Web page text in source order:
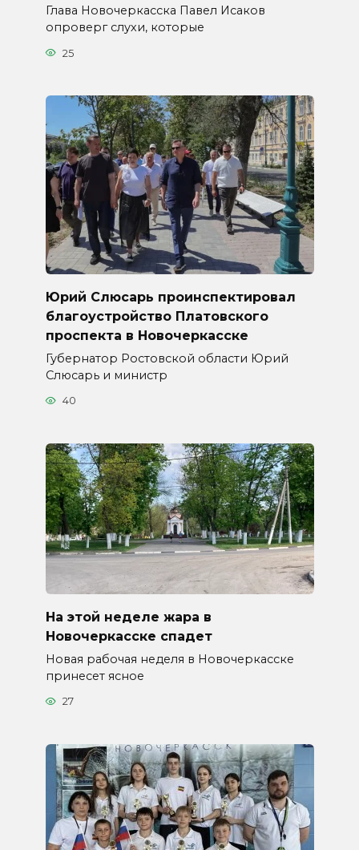
Глава Новочеркасска Павел Исаков
опроверг слухи, которые
25
Юрий Слюсарь проинспектировал
благоустройство Платовского
проспекта в Новочеркасске
Губернатор Ростовской области Юрий
Слюсарь и министр
40
На этой неделе жара в
Новочеркасске спадет
Новая рабочая неделя в Новочеркасске
принесет ясное
27